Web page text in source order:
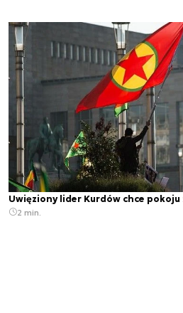
Uwięziony lider Kurdów chce pokoju
2 min.